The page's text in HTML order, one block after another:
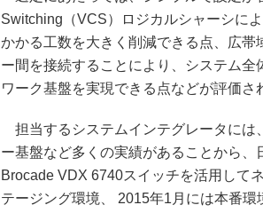
Switching（VCS）ロジカルシャーシに
かかる工数を大きく削減できる点、広
ー間を接続することにより、システム
ワーク基盤を実現できる点などが評価さ
担当するシステムインテグレータには
ー基盤など多くの実績があることから、
Brocade VDX 6740スイッチを活用して
テージング環境、 2015年1月には本番環